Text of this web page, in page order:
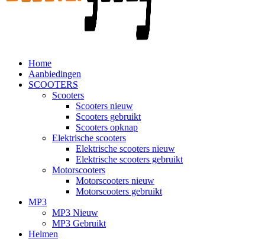
Home
Aanbiedingen
SCOOTERS
Scooters
Scooters nieuw
Scooters gebruikt
Scooters opknap
Elektrische scooters
Elektrische scooters nieuw
Elektrische scooters gebruikt
Motorscooters
Motorscooters nieuw
Motorscooters gebruikt
MP3
MP3 Nieuw
MP3 Gebruikt
Helmen